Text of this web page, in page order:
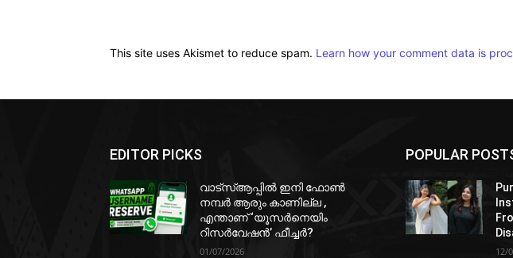
This site uses Akismet to reduce spam. Learn how your comment data is
EDITOR PICKS
വാട്‌സ്ആപ്പിൽ ഇനി ഫോൺ
നമ്പർ ആരും കാണില്ല ,
എന്താണ് ‘യൂസർനെയിം
റിസർവേഷൻ’ ഫീച്ചർ?
01/07/2026
POPULAR
12/